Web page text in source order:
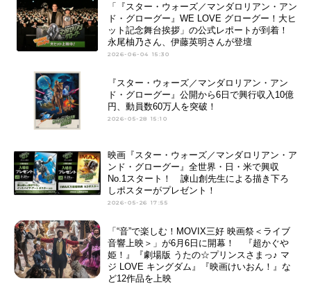
「『スター・ウォーズ／マンダロリアン・アン
ド・グローグー』WE LOVE グローグー！大ヒ
ット記念舞台挨拶」の公式レポートが到着！
永尾柚乃さん、伊藤英明さんが登壇
2026-06-04 15:30
『スター・ウォーズ／マンダロリアン・アン
ド・グローグー』公開から6日で興行収入10億
円、動員数60万人を突破！
2026-05-28 15:10
映画『スター・ウォーズ／マンダロリアン・ア
ンド・グローグー』全世界・日・米で興収
No.1スタート！ 諫山創先生による描き下ろ
しポスターがプレゼント！
2026-05-26 17:55
「“音”で楽しむ！MOVIX三好 映画祭＜ライブ
音響上映＞」が6月6日に開幕！ 『超かぐや
姫！』『劇場版 うたの☆プリンスさまっ♪ マ
ジ LOVE キングダム』『映画けいおん！』な
ど12作品を上映